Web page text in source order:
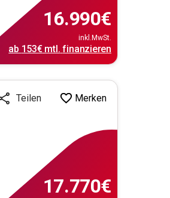
16.990€
inkl.MwSt.
ab 153€mtl. finanzieren
Teilen Merken
17.770€